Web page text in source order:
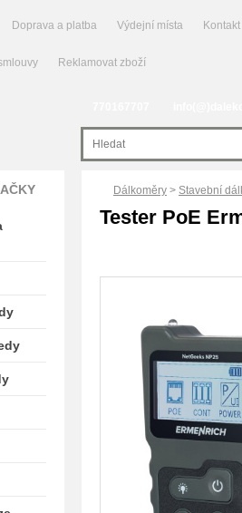
Doprava a platba Výdejní místa Kontakt
Reklamovat zboží
Dálkoměry > Stavební
Tester PoE